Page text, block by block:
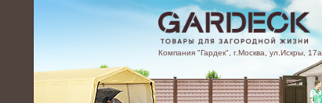
Компания "Гардек", г.Москва, ул.Искры, 17а